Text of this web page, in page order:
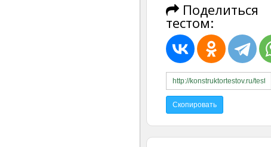
Поделиться
тестом: